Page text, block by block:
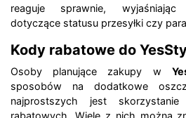
reaguje sprawnie,
dotyczące statusu przesyłki czy
Kody rabatowe do
Osoby planujące zakupy w
sposobów na dodatkowe
najprostszych jest
rabatowych. Wiele z nich można